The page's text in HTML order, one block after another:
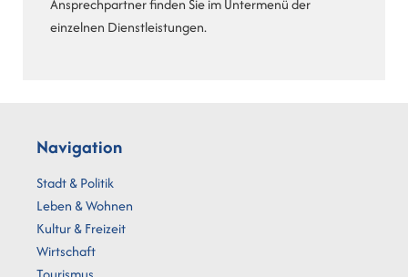
Ansprechpartner finden Sie im Untermenü der
einzelnen Dienstleistungen.
Navigation
Stadt & Politik
Leben & Wohnen
Kultur & Freizeit
Wirtschaft